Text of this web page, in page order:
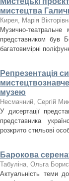
мистецтва
Кирея, Марія
Музично-
представником був
багатовимірні
Репрезентація
музею
Несмачний, Сергій
У дисертації
представника
розкрито стильові
Барокова
Табуліна, Ольга
Актуальність теми